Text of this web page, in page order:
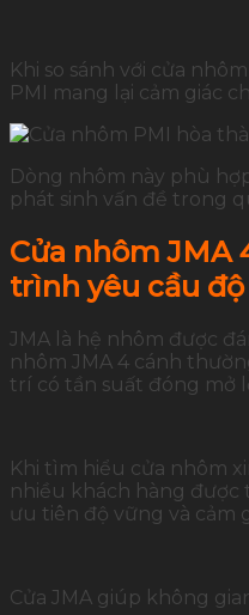
Khi so sánh với cửa
PMI mang lại cảm giác
Dòng nhôm này phù
phát sinh vấn đề trong
Cửa nhôm JMA
trình yêu cầu
JMA là hệ nhôm được
nhôm JMA 4 cánh
trí có tần suất đóng mở
Khi tìm hiểu cửa nhôm
nhiều khách hàng được
ưu tiên độ vững và cảm
Cửa JMA giúp không